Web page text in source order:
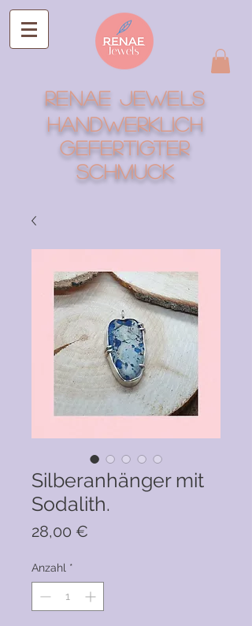
RENAE Jewels
Handwerklich
gefertigter
Schmuck
Silberanhänger mit
Sodalith.
28,00 €
Anzahl *